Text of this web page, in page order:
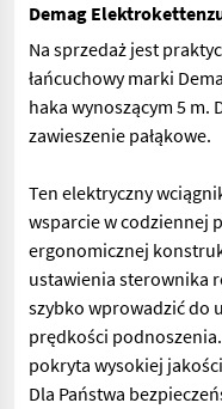
Demag
Na sprzedaż jest
łańcuchowy marki
haka wynoszącym 5
zawieszenie pałąkowe.
Ten elektryczny
wsparcie w codziennej
ergonomicznej
ustawienia sterownika
szybko wprowadzić do
prędkości
pokryta wysokiej
Dla Państwa